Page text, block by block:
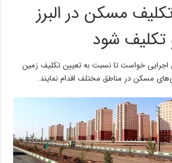
مسکن در البرز
تکلیف شود
اجرایی خواست تا نسبت به تعیین تکلیف زمین
مسکن در مناطق مختلف اقدام نمایند.